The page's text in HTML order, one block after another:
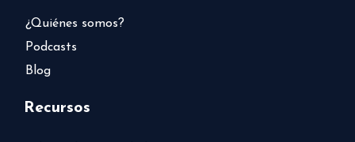
¿Quiénes somos?
Podcasts
Blog
Recursos